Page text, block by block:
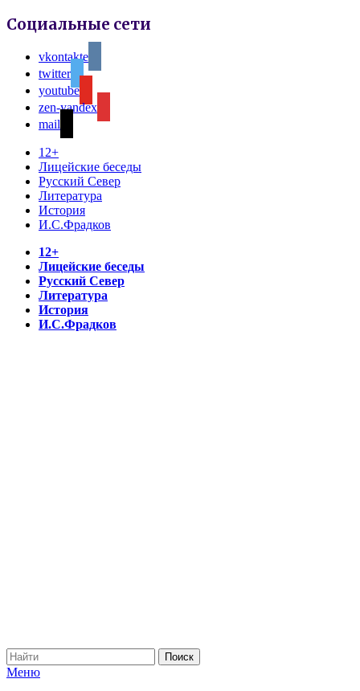
Социальные сети
vkontakte
twitter
youtube
zen-yandex
mail
12+
Лицейские беседы
Русский Север
Литература
История
И.С.Фрадков
12+
Лицейские беседы
Русский Север
Литература
История
И.С.Фрадков
Меню